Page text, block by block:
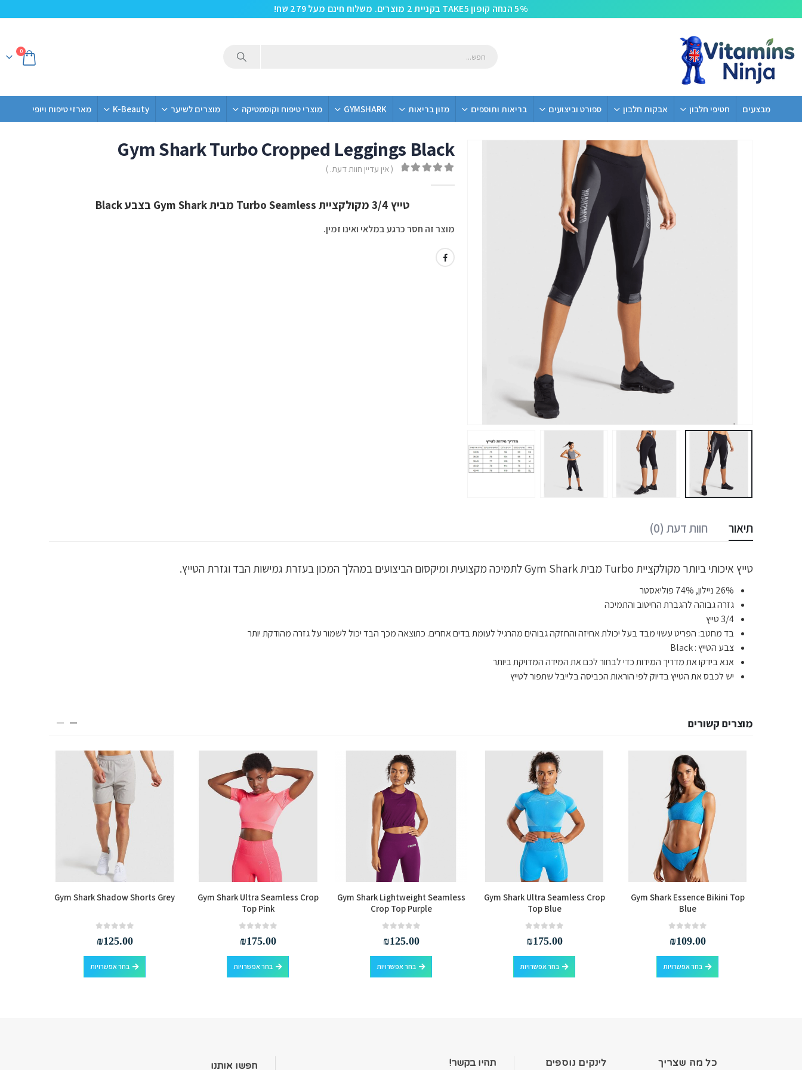
5% הנחה קופון TAKE5 בקניית 2 מוצרים. משלוח חינם מעל 279 שח!
0
מבצעים חטיפי חלבון אבקות חלבון ספורט וביצועים בריאות ותוספים מזון בריאות GYMSHARK מוצרי טיפוח וקוסמטיקה מוצרים לשיער K-Beauty מארזי טיפוח ויופי
Gym Shark Turbo Cropped Leggings Black
( אין עדיין חוות דעת. )
טייץ 3/4 מקולקציית Turbo Seamless מבית Gym Shark בצבע Black
מוצר זה חסר כרגע במלאי ואינו זמין.
תיאור חוות דעת (0)
טייץ איכותי ביותר מקולקציית Turbo מבית Gym Shark לתמיכה מקצועית ומיקסום הביצועים במהלך המכון בעזרת גמישות הבד וגזרת הטייץ.
26% ניילון, 74% פוליאסטר
גזרה גבוהה להגברת החיטוב והתמיכה
3/4 טייץ
בד מחטב: הפריט עשוי מבד בעל יכולת אחיזה והחזקה גבוהים מהרגיל לעומת בדים אחרים. כתוצאה מכך הבד יכול לשמור על גזרה מהודקת יותר
צבע הטייץ : Black
אנא בידקו את מדריך המידות כדי לבחור לכם את המידה המדויקת ביותר
יש לכבס את הטייץ בדיוק לפי הוראות הכביסה בלייבל שתפור לטייץ
מוצרים קשורים
Gym Shark Essence Bikini Top
Blue
₪109.00
בחר אפשרויות
למוצר זה יש מספר סוגים. ניתן לבחור את האפשרויות בעמוד המוצר
Gym Shark Ultra Seamless Crop
Top Blue
₪175.00
בחר אפשרויות
למוצר זה יש מספר סוגים. ניתן לבחור את האפשרויות בעמוד המוצר
Gym Shark Lightweight Seamless
Crop Top Purple
₪125.00
בחר אפשרויות
למוצר זה יש מספר סוגים. ניתן לבחור את האפשרויות בעמוד המוצר
Gym Shark Ultra Seamless Crop
Top Pink
₪175.00
בחר אפשרויות
למוצר זה יש מספר סוגים. ניתן לבחור את האפשרויות בעמוד המוצר
Gym Shark Shadow Shorts Grey
₪125.00
בחר אפשרויות
למוצר זה יש מספר סוגים. ניתן לבחור את האפשרויות בעמוד המוצר
כל מה שצריך
לינקים נוספים תהיו בקשר! חפשו אותנו